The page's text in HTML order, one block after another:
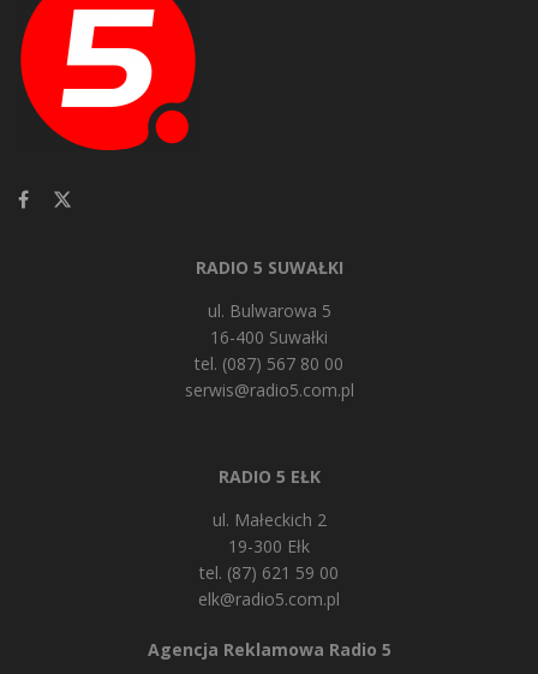
RADIO 5 SUWAŁKI
ul. Bulwarowa 5
16-400 Suwałki
tel. (087) 567 80 00
serwis@radio5.com.pl
RADIO 5 EŁK
ul. Małeckich 2
19-300 Ełk
tel. (87) 621 59 00
elk@radio5.com.pl
Agencja Reklamowa Radio 5